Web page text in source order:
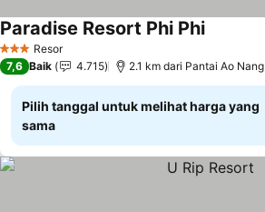
3 BintangResor
Paradise Resort Phi Phi
7,6 Baik 4.715 2.1 km dari Pantai Ao Nang
Pilih tanggal untuk melihat harga yang
sama